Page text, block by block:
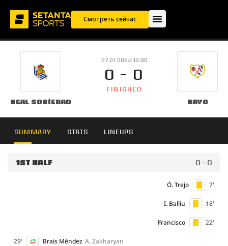
Смотреть сейчас
Real Sociedad
27.01.2024 13:00
0 - 0
FINISHED
Rayo
SUMMARY STATS LINEUPS
1ST HALF 0 - 0
7'
Ó. Trejo
18'
I. Balliu
22'
Francisco
29' Brais Méndez A. Zakharyan